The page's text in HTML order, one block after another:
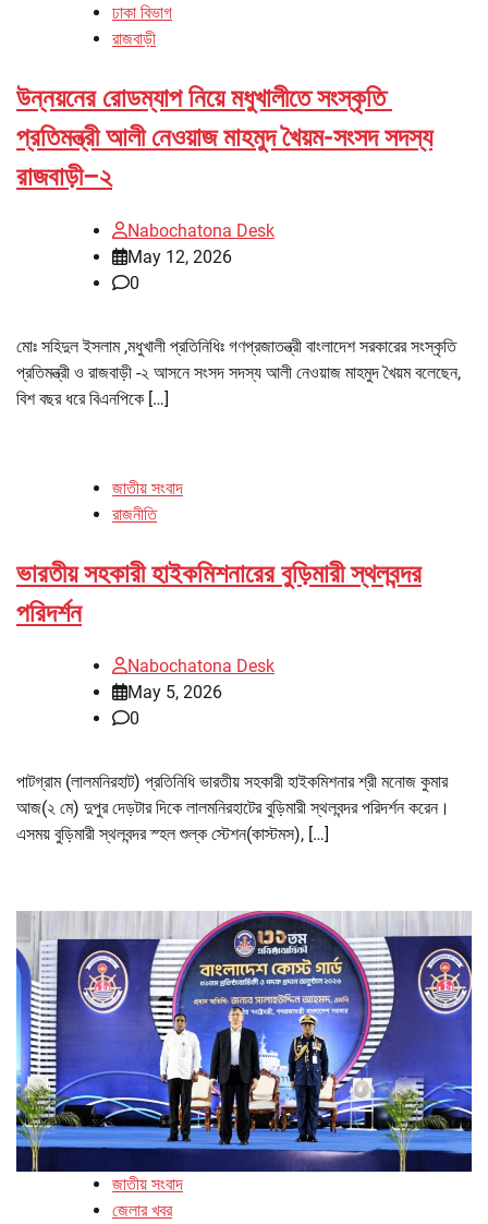
ঢাকা বিভাগ
রাজবাড়ী
উন্নয়নের রোডম্যাপ নিয়ে মধুখালীতে সংস্কৃতি
প্রতিমন্ত্রী আলী নেওয়াজ মাহমুদ খৈয়ম-সংসদ সদস্য
রাজবাড়ী–২
Nabochatona Desk
May 12, 2026
0
মোঃ সহিদুল ইসলাম ,মধুখালী প্রতিনিধিঃ গণপ্রজাতন্ত্রী বাংলাদেশ সরকারের সংস্কৃতি
প্রতিমন্ত্রী ও রাজবাড়ী -২ আসনে সংসদ সদস্য আলী নেওয়াজ মাহমুদ খৈয়ম বলেছেন,
বিশ বছর ধরে বিএনপিকে […]
জাতীয় সংবাদ
রাজনীতি
ভারতীয় সহকারী হাইকমিশনারের বুড়িমারী স্থলবন্দর
পরিদর্শন
Nabochatona Desk
May 5, 2026
0
পাটগ্রাম (লালমনিরহাট) প্রতিনিধি ভারতীয় সহকারী হাইকমিশনার শ্রী মনোজ কুমার
আজ(২ মে) দুপুর দেড়টার দিকে লালমনিরহাটের বুড়িমারী স্থলবন্দর পরিদর্শন করেন।
এসময় বুড়িমারী স্থলবন্দর স্হল শুল্ক স্টেশন(কাস্টমস), […]
জাতীয় সংবাদ
জেলার খবর